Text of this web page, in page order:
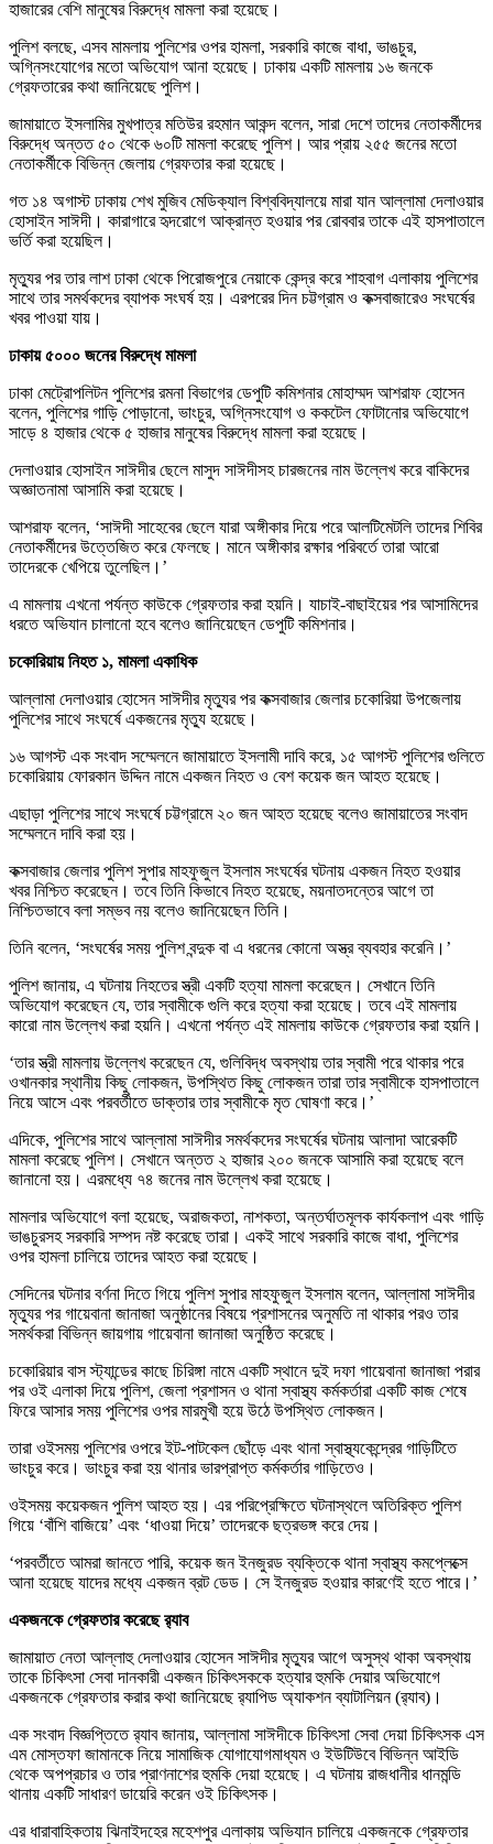
হাজারের বেশি মানুষের বিরুদ্ধে মামলা করা হয়েছে।
পুলিশ বলছে, এসব মামলায় পুলিশের ওপর হামলা, সরকারি কাজে বাধা, ভাঙচুর,
অগ্নিসংযোগের মতো অভিযোগ আনা হয়েছে। ঢাকায় একটি মামলায় ১৬ জনকে
গ্রেফতারের কথা জানিয়েছে পুলিশ।
জামায়াতে ইসলামির মুখপাত্র মতিউর রহমান আকন্দ বলেন, সারা দেশে তাদের নেতাকর্মীদের
বিরুদ্ধে অন্তত ৫০ থেকে ৬০টি মামলা করেছে পুলিশ। আর প্রায় ২৫৫ জনের মতো
নেতাকর্মীকে বিভিন্ন জেলায় গ্রেফতার করা হয়েছে।
গত ১৪ অগাস্ট ঢাকায় শেখ মুজিব মেডিক্যাল বিশ্ববিদ্যালয়ে মারা যান আল্লামা দেলাওয়ার
হোসাইন সাঈদী। কারাগারে হৃদরোগে আক্রান্ত হওয়ার পর রোববার তাকে এই হাসপাতালে
ভর্তি করা হয়েছিল।
মৃত্যুর পর তার লাশ ঢাকা থেকে পিরোজপুরে নেয়াকে কেন্দ্র করে শাহবাগ এলাকায় পুলিশের
সাথে তার সমর্থকদের ব্যাপক সংঘর্ষ হয়। এরপরের দিন চট্টগ্রাম ও কক্সবাজারেও সংঘর্ষের
খবর পাওয়া যায়।
ঢাকায় ৫০০০ জনের বিরুদ্ধে মামলা
ঢাকা মেট্রোপলিটন পুলিশের রমনা বিভাগের ডেপুটি কমিশনার মোহাম্মদ আশরাফ হোসেন
বলেন, পুলিশের গাড়ি পোড়ানো, ভাংচুর, অগ্নিসংযোগ ও ককটেল ফোটানোর অভিযোগে
সাড়ে ৪ হাজার থেকে ৫ হাজার মানুষের বিরুদ্ধে মামলা করা হয়েছে।
দেলাওয়ার হোসাইন সাঈদীর ছেলে মাসুদ সাঈদীসহ চারজনের নাম উল্লেখ করে বাকিদের
অজ্ঞাতনামা আসামি করা হয়েছে।
আশরাফ বলেন, ‘সাঈদী সাহেবের ছেলে যারা অঙ্গীকার দিয়ে পরে আলটিমেটলি তাদের শিবির
নেতাকর্মীদের উত্তেজিত করে ফেলছে। মানে অঙ্গীকার রক্ষার পরিবর্তে তারা আরো
তাদেরকে খেপিয়ে তুলেছিল।’
এ মামলায় এখনো পর্যন্ত কাউকে গ্রেফতার করা হয়নি। যাচাই-বাছাইয়ের পর আসামিদের
ধরতে অভিযান চালানো হবে বলেও জানিয়েছেন ডেপুটি কমিশনার।
চকোরিয়ায় নিহত ১, মামলা একাধিক
আল্লামা দেলাওয়ার হোসেন সাঈদীর মৃত্যুর পর কক্সবাজার জেলার চকোরিয়া উপজেলায়
পুলিশের সাথে সংঘর্ষে একজনের মৃত্যু হয়েছে।
১৬ আগস্ট এক সংবাদ সম্মেলনে জামায়াতে ইসলামী দাবি করে, ১৫ আগস্ট পুলিশের গুলিতে
চকোরিয়ায় ফোরকান উদ্দিন নামে একজন নিহত ও বেশ কয়েক জন আহত হয়েছে।
এছাড়া পুলিশের সাথে সংঘর্ষে চট্টগ্রামে ২০ জন আহত হয়েছে বলেও জামায়াতের সংবাদ
সম্মেলনে দাবি করা হয়।
কক্সবাজার জেলার পুলিশ সুপার মাহফুজুল ইসলাম সংঘর্ষের ঘটনায় একজন নিহত হওয়ার
খবর নিশ্চিত করেছেন। তবে তিনি কিভাবে নিহত হয়েছে, ময়নাতদন্তের আগে তা
নিশ্চিতভাবে বলা সম্ভব নয় বলেও জানিয়েছেন তিনি।
তিনি বলেন, ‘সংঘর্ষের সময় পুলিশ বন্দুক বা এ ধরনের কোনো অস্ত্র ব্যবহার করেনি।’
পুলিশ জানায়, এ ঘটনায় নিহতের স্ত্রী একটি হত্যা মামলা করেছেন। সেখানে তিনি
অভিযোগ করেছেন যে, তার স্বামীকে গুলি করে হত্যা করা হয়েছে। তবে এই মামলায়
কারো নাম উল্লেখ করা হয়নি। এখনো পর্যন্ত এই মামলায় কাউকে গ্রেফতার করা হয়নি।
‘তার স্ত্রী মামলায় উল্লেখ করেছেন যে, গুলিবিদ্ধ অবস্থায় তার স্বামী পরে থাকার পরে
ওখানকার স্থানীয় কিছু লোকজন, উপস্থিত কিছু লোকজন তারা তার স্বামীকে হাসপাতালে
নিয়ে আসে এবং পরবর্তীতে ডাক্তার তার স্বামীকে মৃত ঘোষণা করে।’
এদিকে, পুলিশের সাথে আল্লামা সাঈদীর সমর্থকদের সংঘর্ষের ঘটনায় আলাদা আরেকটি
মামলা করেছে পুলিশ। সেখানে অন্তত ২ হাজার ২০০ জনকে আসামি করা হয়েছে বলে
জানানো হয়। এরমধ্যে ৭৪ জনের নাম উল্লেখ করা হয়েছে।
মামলার অভিযোগে বলা হয়েছে, অরাজকতা, নাশকতা, অন্তর্ঘাতমূলক কার্যকলাপ এবং গাড়ি
ভাঙচুরসহ সরকারি সম্পদ নষ্ট করেছে তারা। একই সাথে সরকারি কাজে বাধা, পুলিশের
ওপর হামলা চালিয়ে তাদের আহত করা হয়েছে।
সেদিনের ঘটনার বর্ণনা দিতে গিয়ে পুলিশ সুপার মাহফুজুল ইসলাম বলেন, আল্লামা সাঈদীর
মৃত্যুর পর গায়েবানা জানাজা অনুষ্ঠানের বিষয়ে প্রশাসনের অনুমতি না থাকার পরও তার
সমর্থকরা বিভিন্ন জায়গায় গায়েবানা জানাজা অনুষ্ঠিত করেছে।
চকোরিয়ার বাস স্ট্যান্ডের কাছে চিরিঙ্গা নামে একটি স্থানে দুই দফা গায়েবানা জানাজা পরার
পর ওই এলাকা দিয়ে পুলিশ, জেলা প্রশাসন ও থানা স্বাস্থ্য কর্মকর্তারা একটি কাজ শেষে
ফিরে আসার সময় পুলিশের ওপর মারমুখী হয়ে উঠে উপস্থিত লোকজন।
তারা ওইসময় পুলিশের ওপরে ইট-পাটকেল ছোঁড়ে এবং থানা স্বাস্থ্যকেন্দ্রের গাড়িটিতে
ভাংচুর করে। ভাংচুর করা হয় থানার ভারপ্রাপ্ত কর্মকর্তার গাড়িতেও।
ওইসময় কয়েকজন পুলিশ আহত হয়। এর পরিপ্রেক্ষিতে ঘটনাস্থলে অতিরিক্ত পুলিশ
গিয়ে ‘বাঁশি বাজিয়ে’ এবং ‘ধাওয়া দিয়ে’ তাদেরকে ছত্রভঙ্গ করে দেয়।
‘পরবর্তীতে আমরা জানতে পারি, কয়েক জন ইনজুরড ব্যক্তিকে থানা স্বাস্থ্য কমপ্লেক্সে
আনা হয়েছে যাদের মধ্যে একজন ব্রট ডেড। সে ইনজুরড হওয়ার কারণেই হতে পারে।’
একজনকে গ্রেফতার করেছে র‍্যাব
জামায়াত নেতা আল্লাহু দেলাওয়ার হোসেন সাঈদীর মৃত্যুর আগে অসুস্থ থাকা অবস্থায়
তাকে চিকিৎসা সেবা দানকারী একজন চিকিৎসককে হত্যার হুমকি দেয়ার অভিযোগে
একজনকে গ্রেফতার করার কথা জানিয়েছে র‍্যাপিড অ্যাকশন ব্যাটালিয়ন (র‍্যাব)।
এক সংবাদ বিজ্ঞপ্তিতে র‍্যাব জানায়, আল্লামা সাঈদীকে চিকিৎসা সেবা দেয়া চিকিৎসক এস
এম মোস্তফা জামানকে নিয়ে সামাজিক যোগাযোগমাধ্যম ও ইউটিউবে বিভিন্ন আইডি
থেকে অপপ্রচার ও তার প্রাণনাশের হুমকি দেয়া হয়েছে। এ ঘটনায় রাজধানীর ধানমন্ডি
থানায় একটি সাধারণ ডায়েরি করেন ওই চিকিৎসক।
এর ধারাবাহিকতায় ঝিনাইদহের মহেশপুর এলাকায় অভিযান চালিয়ে একজনকে গ্রেফতার